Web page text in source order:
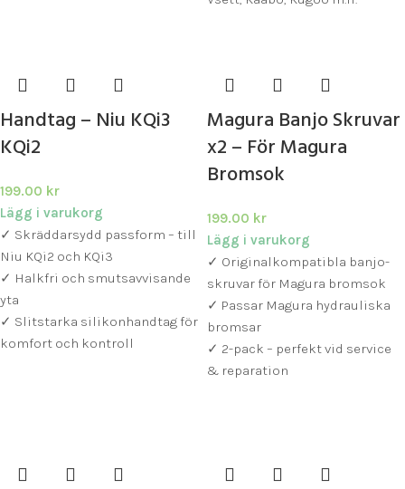
Handtag – Niu KQi3
KQi2
199.00 kr
Lägg i varukorg
✓ Skräddarsydd passform – till
Niu KQi2 och KQi3
✓ Halkfri och smutsavvisande
yta
✓ Slitstarka silikonhandtag för
komfort och kontroll
Magura Banjo Skruvar
x2 – För Magura
Bromsok
199.00 kr
Lägg i varukorg
✓ Originalkompatibla banjo-
skruvar för Magura bromsok
✓ Passar Magura hydrauliska
bromsar
✓ 2-pack – perfekt vid service
& reparation